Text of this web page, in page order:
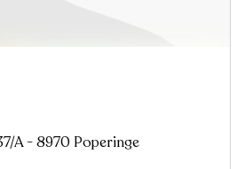
A - 8970 Poperinge